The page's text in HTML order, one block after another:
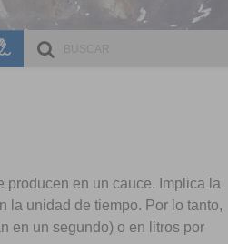
producen en un cauce. Implica la
la unidad de tiempo. Por lo tanto,
en un segundo) o en litros por